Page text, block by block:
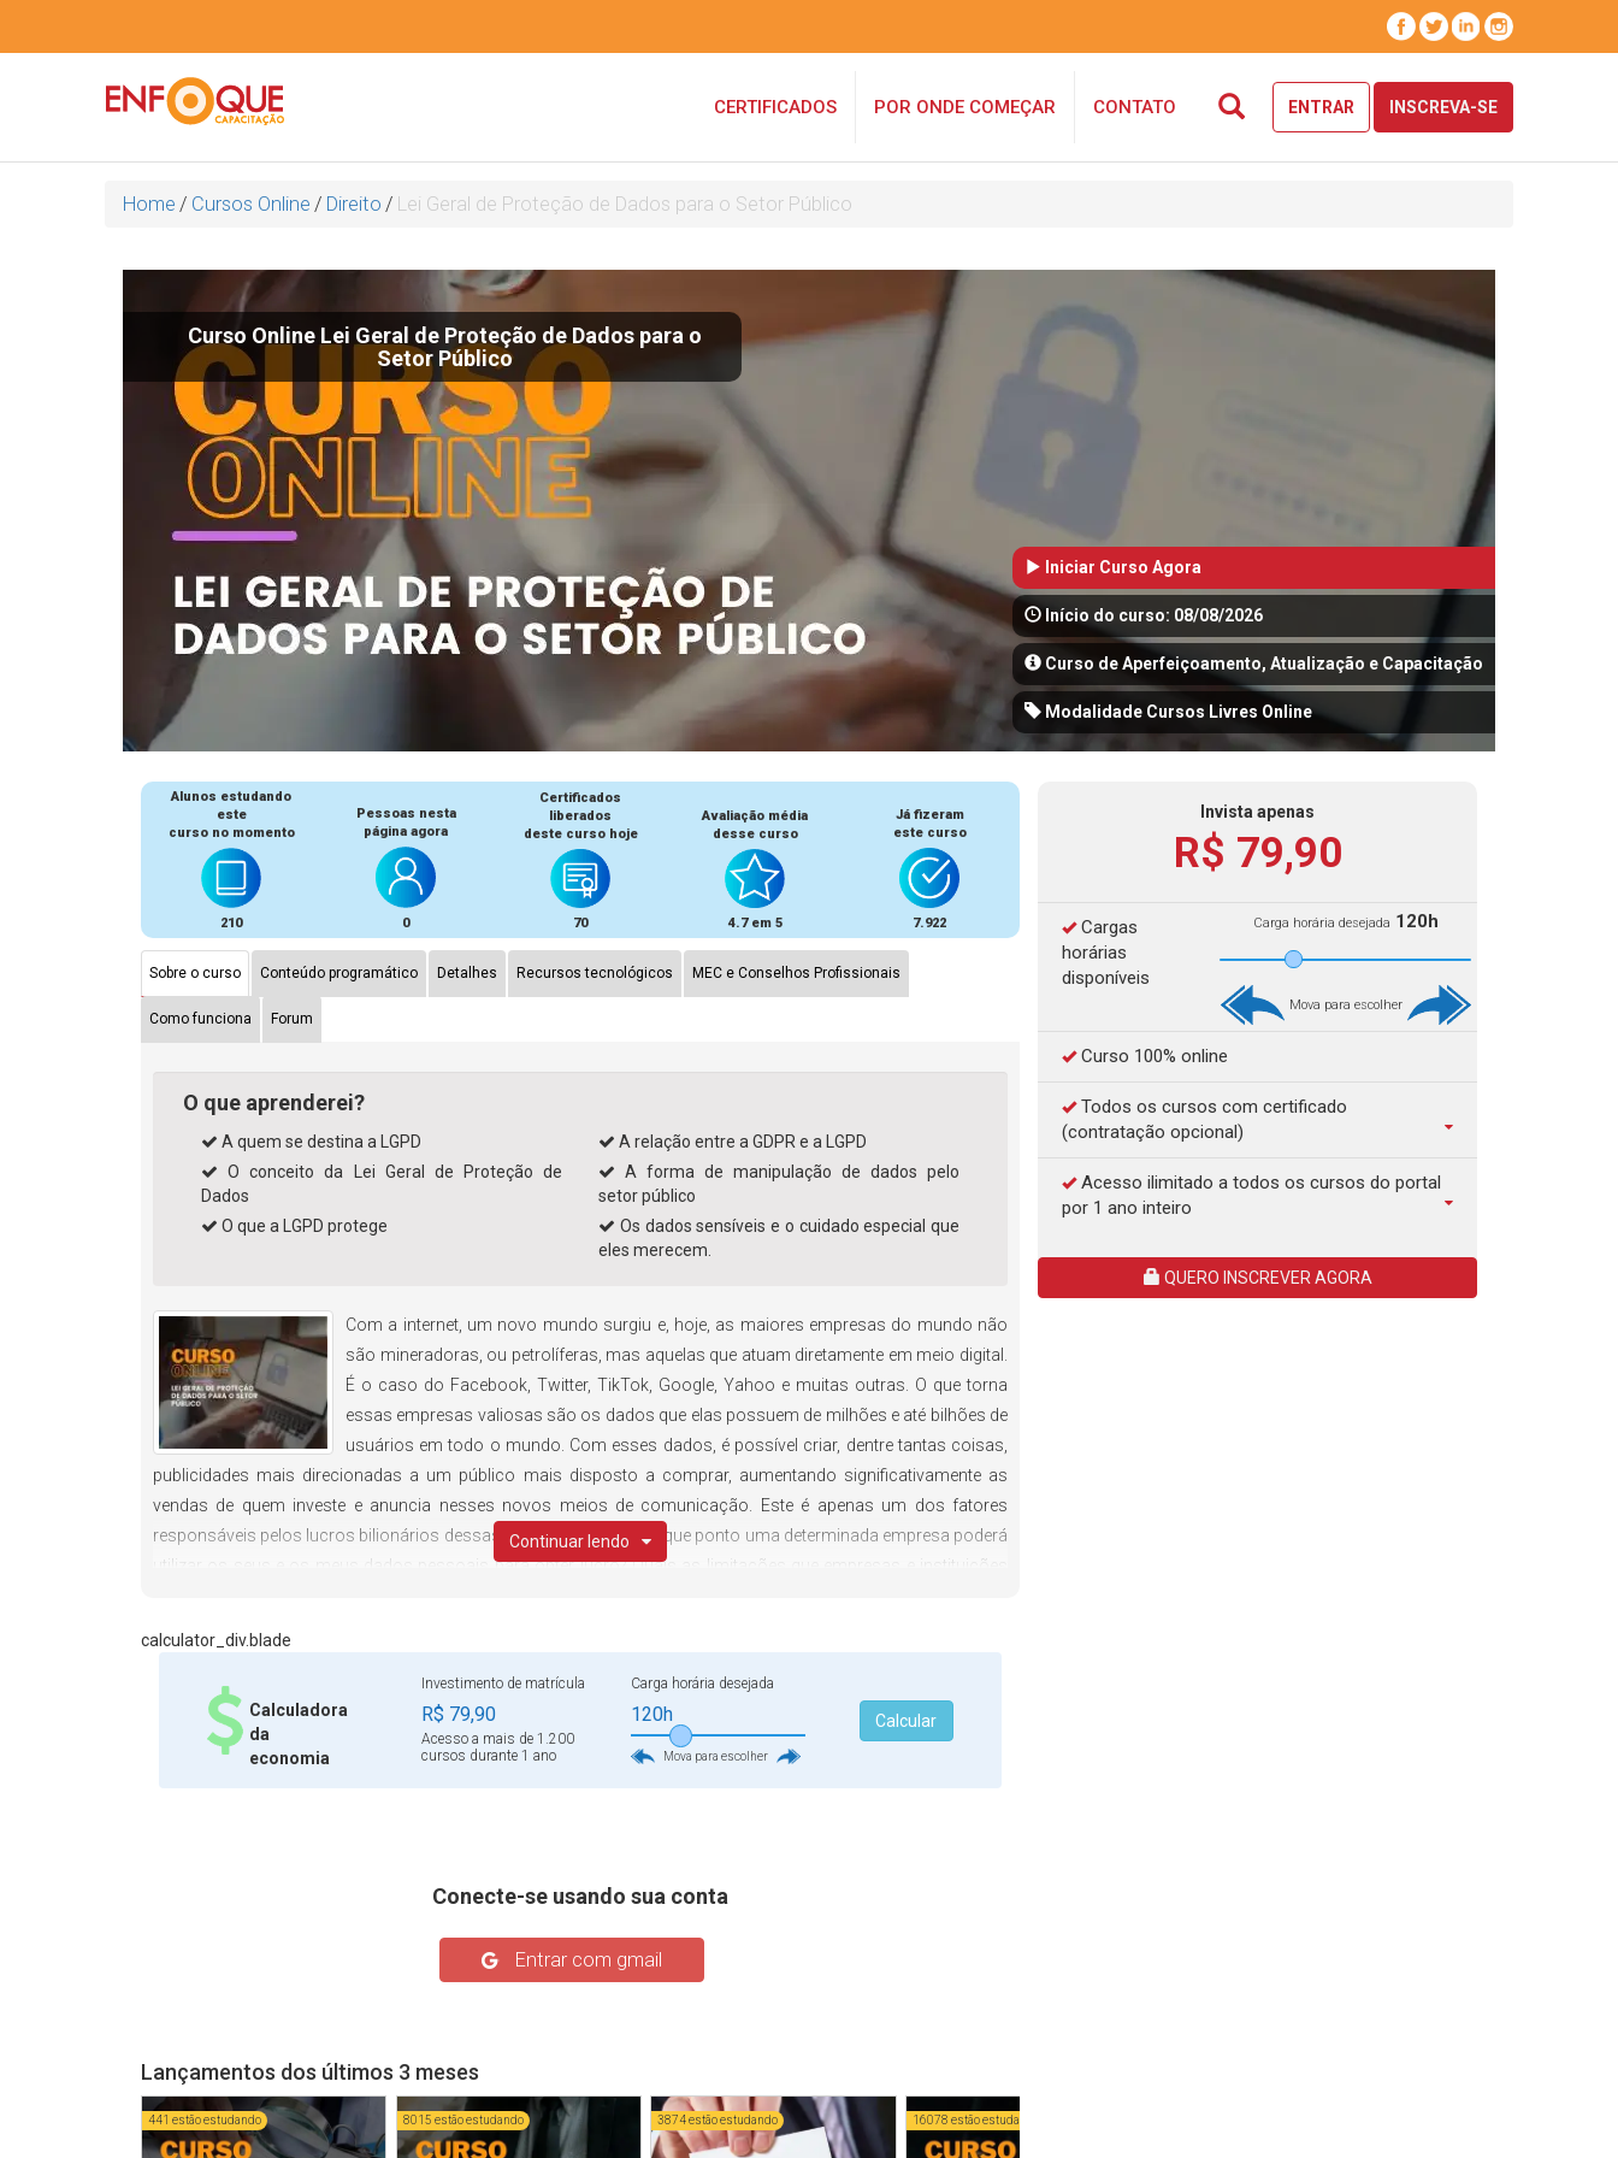
ENTRAR INSCREVA-SE
CERTIFICADOS POR ONDE COMEÇAR CONTATO
Home / Cursos Online / Direito / Lei Geral de Proteção de Dados para o Setor Público
Curso Online Lei Geral de Proteção de Dados para o
Setor Público
Iniciar Curso Agora
Início do curso: 08/08/2026
Curso de Aperfeiçoamento, Atualização e Capacitação
Modalidade Cursos Livres Online
Alunos estudando
este
curso no momento
210
Pessoas nesta
página agora
0
Certificados
liberados
deste curso hoje
70
Avaliação média
desse curso
4.7 em 5
Já fizeram
este curso
7.922
Sobre o curso Conteúdo programático Detalhes Recursos tecnológicos MEC e Conselhos Profissionais
Como funciona Forum
O que aprenderei?
A quem se destina a LGPD
O conceito da Lei Geral de Proteção de
Dados
O que a LGPD protege
A relação entre a GDPR e a LGPD
A forma de manipulação de dados pelo
setor público
Os dados sensíveis e o cuidado especial que
eles merecem.
Com a internet, um novo mundo surgiu e, hoje, as maiores empresas do mundo não
são mineradoras, ou petrolíferas, mas aquelas que atuam diretamente em meio digital.
É o caso do Facebook, Twitter, TikTok, Google, Yahoo e muitas outras. O que torna
essas empresas valiosas são os dados que elas possuem de milhões e até bilhões de
usuários em todo o mundo. Com esses dados, é possível criar, dentre tantas coisas,
publicidades mais direcionadas a um público mais disposto a comprar, aumentando significativamente as
vendas de quem investe e anuncia nesses novos meios de comunicação. Este é apenas um dos fatores
responsáveis pelos lucros bilionários dessas instituições. Mas até que ponto uma determinada empresa poderá
utilizar os seus e os meus dados pessoais para obter lucro? Quais as limitações que empresas e instituições
neste que é um dos temas mais relevantes da atualidade.
Continuar lendo
calculator_div.blade
Calculadora
da
economia
Investimento de matrícula
R$ 79,90
Acesso a mais de 1.200
cursos durante 1 ano
Carga horária desejada
120h
Mova para escolher
Calcular
Conecte-se usando sua conta
Entrar com gmail
Lançamentos dos últimos 3 meses
441 estão estudando 8015 estão estudando 3874 estão estudando 16078 estão estudando
Invista apenas
R$ 79,90
Cargas
horárias
disponíveis
Carga horária desejada 120h
Mova para escolher
Curso 100% online
Todos os cursos com certificado
(contratação opcional)
Acesso ilimitado a todos os cursos do portal
por 1 ano inteiro
QUERO INSCREVER AGORA